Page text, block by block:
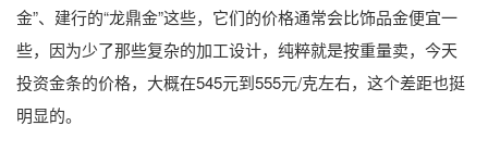
金”、建行的“龙鼎金”这些，它们的价格通常会比饰品金便宜一
些，因为少了那些复杂的加工设计，纯粹就是按重量卖，今天
投资金条的价格，大概在545元到555元/克左右，这个差距也挺
明显的。